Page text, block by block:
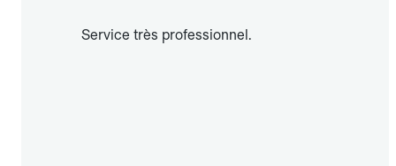
Service très professionnel.